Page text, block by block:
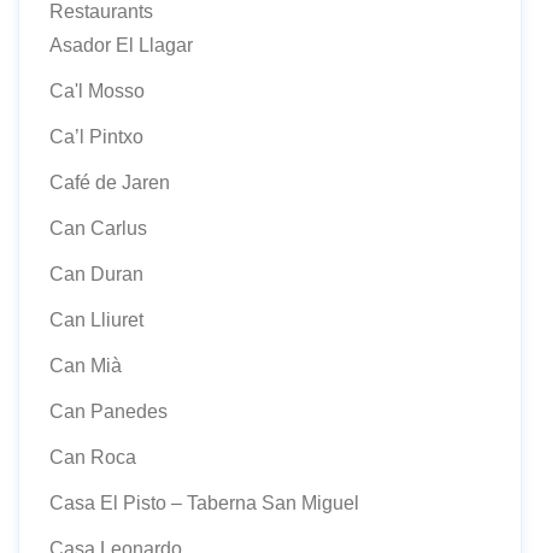
Restaurants
Asador El Llagar
Ca'l Mosso
Ca’l Pintxo
Café de Jaren
Can Carlus
Can Duran
Can Lliuret
Can Mià
Can Panedes
Can Roca
Casa El Pisto – Taberna San Miguel
Casa Leonardo